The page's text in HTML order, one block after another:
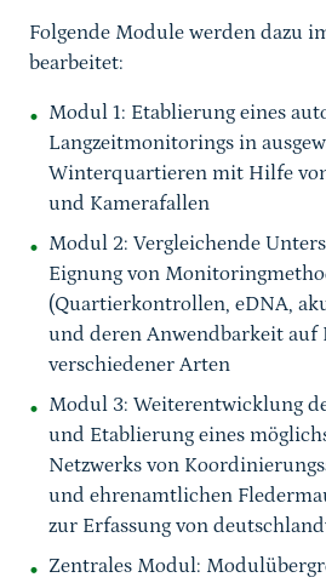
Folgende Module werden dazu
bearbeitet:
Modul 1: Etablierung eines
Langzeitmonitorings in
Winterquartieren mit Hilfe
und Kamerafallen
Modul 2: Vergleichende
Eignung von
(Quartierkontrollen, eDNA,
und deren Anwendbarkeit auf
verschiedener Arten
Modul 3: Weiterentwicklung
und Etablierung eines
Netzwerks von
und ehrenamtlichen
zur Erfassung von
Zentrales Modul: